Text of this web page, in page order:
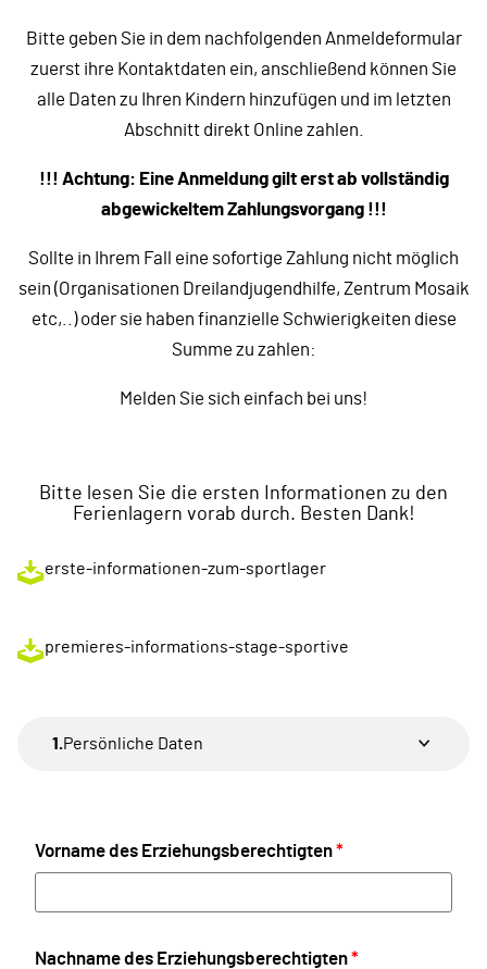
Bitte geben Sie in dem nachfolgenden Anmeldeformular
zuerst ihre Kontaktdaten ein, anschließend können Sie
alle Daten zu Ihren Kindern hinzufügen und im letzten
Abschnitt direkt Online zahlen.
!!! Achtung: Eine Anmeldung gilt erst ab vollständig
abgewickeltem Zahlungsvorgang !!!
Sollte in Ihrem Fall eine sofortige Zahlung nicht möglich
sein (Organisationen Dreilandjugendhilfe, Zentrum Mosaik
etc,..) oder sie haben finanzielle Schwierigkeiten diese
Summe zu zahlen:
Melden Sie sich einfach bei uns!
Bitte lesen Sie die ersten Informationen zu den
Ferienlagern vorab durch. Besten Dank!
erste-informationen-zum-sportlager
premieres-informations-stage-sportive
1.Persönliche Daten
Vorname des Erziehungsberechtigten*
Nachname des Erziehungsberechtigten*